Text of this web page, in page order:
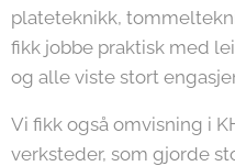
plateteknikk,
fikk jobbe praktisk med
og alle viste stort
Vi fikk også omvisning i
verksteder, som gjorde